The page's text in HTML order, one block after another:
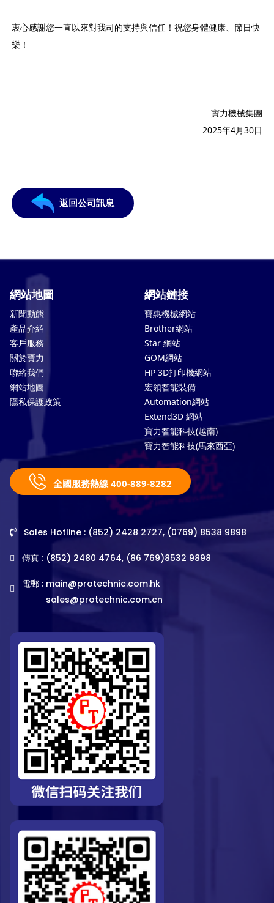
衷心感謝您一直以來對我司的支持與信任！祝您身體健康、節日快
樂！
寶力機械集團
2025年4月30日
返回公司訊息
網站地圖
新聞動態
產品介紹
客戶服務
關於寶力
聯絡我們
網站地圖
隱私保護政策
網站鏈接
寶惠機械網站
Brother網站
Star 網站
GOM網站
HP 3D打印機網站
宏領智能裝備
Automation網站
Extend3D 網站
寶力智能科技(越南)
寶力智能科技(馬來西亞)
全國服務熱線 400-889-8282
Sales Hotline : (852) 2428 2727, (0769) 8538 9898
傳真 : (852) 2480 4764, (86 769)8532 9898
電郵 : main@protechnic.com.hk
sales@protechnic.com.cn